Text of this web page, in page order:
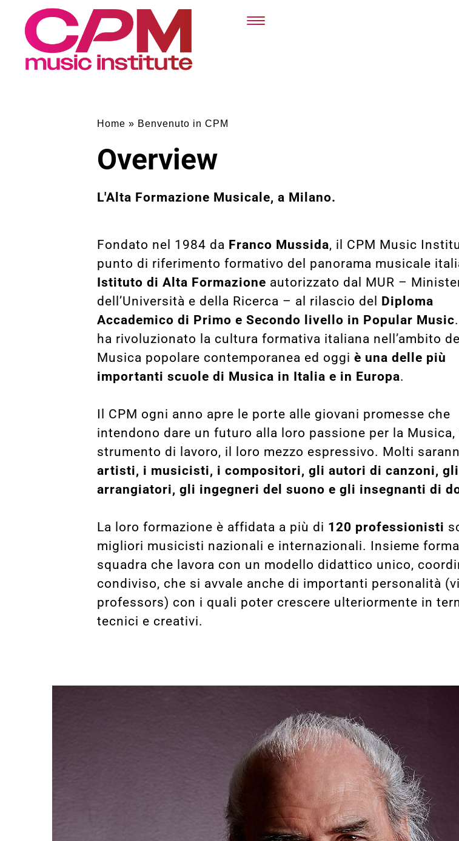
Home » Benvenuto in CPM
Overview
L'Alta Formazione Musicale, a Milano.
Fondato nel 1984 da Franco Mussida, il CPM Music
punto di riferimento formativo del panorama musicale
Istituto di Alta Formazione autorizzato dal MUR –
dell’Università e della Ricerca – al rilascio del Diploma
Accademico di Primo e Secondo livello in Popular Music
ha rivoluzionato la cultura formativa italiana nell’ambito
Musica popolare contemporanea ed oggi è una delle più
importanti scuole di Musica in Italia e in Europa.
Il CPM ogni anno apre le porte alle giovani promesse che
intendono dare un futuro alla loro passione per la Musica,
strumento di lavoro, il loro mezzo espressivo. Molti
artisti, i musicisti, i compositori, gli autori di canzoni, gli
arrangiatori, gli ingegneri del suono e gli insegnanti di
La loro formazione è affidata a più di 120 professionisti
migliori musicisti nazionali e internazionali. Insieme
squadra che lavora con un modello didattico unico,
condiviso, che si avvale anche di importanti personalità
professors) con i quali poter crescere ulteriormente in
tecnici e creativi.